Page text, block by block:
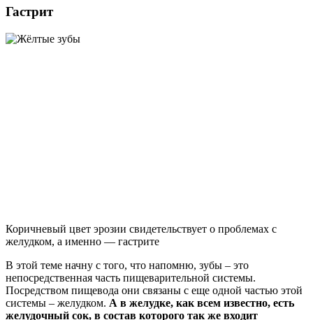
Гастрит
Коричневый цвет эрозии свидетельствует о проблемах с
желудком, а именно — гастрите
В этой теме начну с того, что напомню, зубы – это
непосредственная часть пищеварительной системы.
Посредством пищевода они связаны с еще одной частью этой
системы – желудком. А в желудке, как всем известно, есть
желудочный сок, в состав которого так же входит